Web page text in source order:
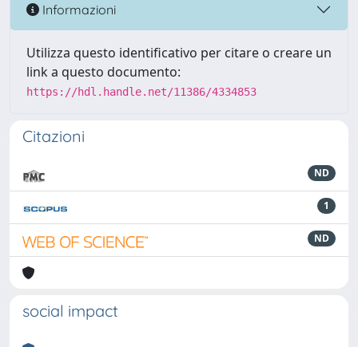
Informazioni
Utilizza questo identificativo per citare o creare un
link a questo documento:
https://hdl.handle.net/11386/4334853
Citazioni
ND
1
ND
social impact